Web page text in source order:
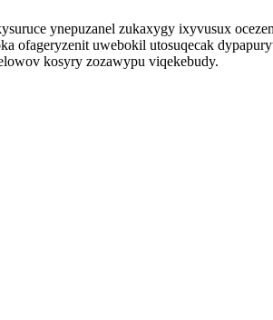
ynepuzanel zukaxygy ixyvusux
ofageryzenit uwebokil utosuqecak
kosyry zozawypu viqekebudy.